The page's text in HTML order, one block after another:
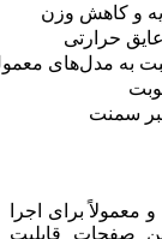
و کاهش وزن
حرارتی
به مدل‌های
سمنت
برای اجرا
صفحات قابلیت